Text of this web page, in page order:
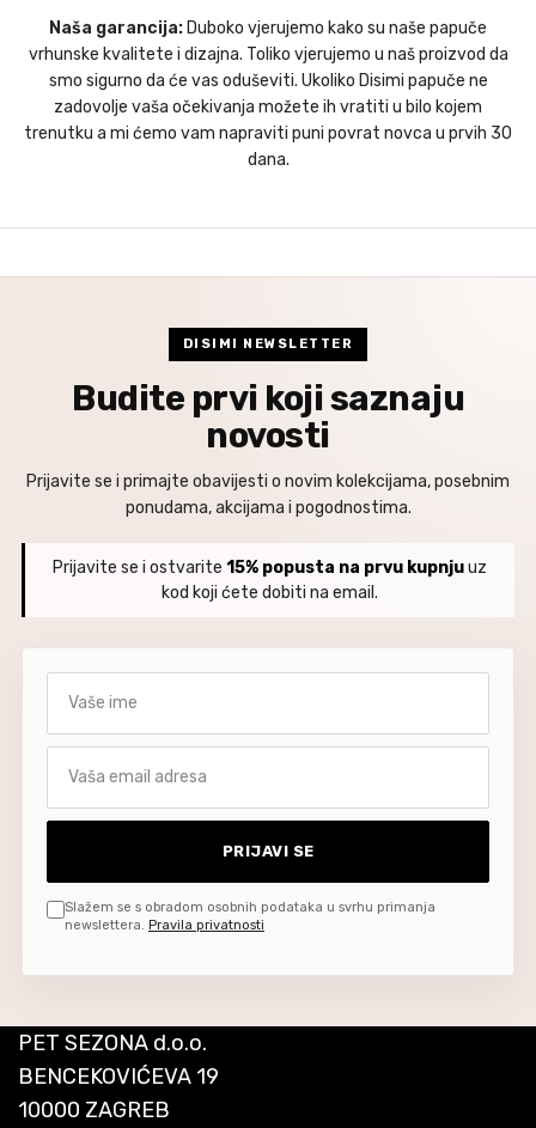
Naša garancija: Duboko vjerujemo kako su naše papuče
vrhunske kvalitete i dizajna. Toliko vjerujemo u naš proizvod da
smo sigurno da će vas oduševiti. Ukoliko Disimi papuče ne
zadovolje vaša očekivanja možete ih vratiti u bilo kojem
trenutku a mi ćemo vam napraviti puni povrat novca u prvih 30
dana.
DISIMI NEWSLETTER
Budite prvi koji saznaju
novosti
Prijavite se i primajte obavijesti o novim kolekcijama, posebnim
ponudama, akcijama i pogodnostima.
Prijavite se i ostvarite 15% popusta na prvu kupnjuuz
kod koji ćete dobiti na email.
PRIJAVI SE
Slažem se s obradom osobnih podataka u svrhu primanja
newslettera. Pravila privatnosti
PET SEZONA d.o.o.
BENCEKOVIĆEVA 19
10000 ZAGREB